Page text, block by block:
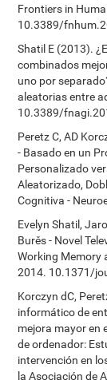
Frontiers in
10.3389/
Shatil E (2013).
combinados
uno por
aleatorias entre
10.3389/
Peretz C, AD
- Basado en un
Personalizado
Aleatorizado,
Cognitiva -
Evelyn Shatil,
Burěs - Novel
Working Memory
2014. 10.1371/
Korczyn dC,
informático de
mejora mayor en
de ordenador:
intervención en
la Asociación de